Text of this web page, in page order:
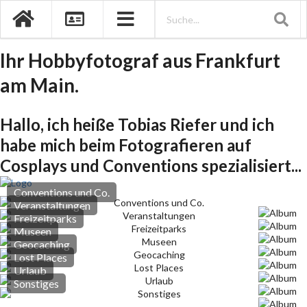
Ihr Hobbyfotograf aus Frankfurt
am Main.
Hallo, ich heiße Tobias Riefer und ich
habe mich beim Fotografieren auf
Cosplays und Conventions spezialisiert...
Conventions und Co.
Veranstaltungen
Freizeitparks
Museen
Geocaching
Lost Places
Urlaub
Sonstiges